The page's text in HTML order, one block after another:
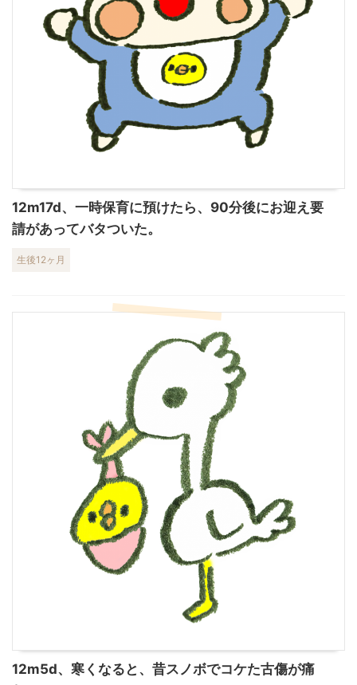
12m17d、一時保育に預けたら、90分後にお迎え要
請があってバタついた。
生後12ヶ月
12m5d、寒くなると、昔スノボでコケた古傷が痛